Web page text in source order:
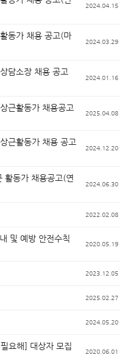
2024.04.15
동가 채용 공고(마
2024.03.29
담소장 채용 공고
2024.01.16
근활동가 채용공고
2025.04.08
근활동가 채용 공고
2024.12.20
활동가 채용공고(연
2024.06.30
2022.02.08
및 예방 안전수칙
2020.05.19
2023.12.05
2025.02.27
2024.05.20
요해] 대상자 모집
2020.06.01